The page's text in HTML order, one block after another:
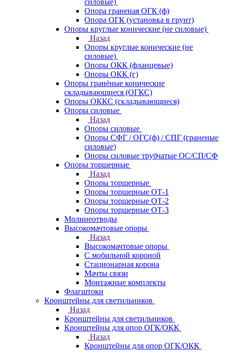
силовые)
Опора граненая ОГК (ф)
Опора ОГК (установка в грунт)
Опоры круглые конические (не силовые)
Назад
Опоры круглые конические (не
силовые)
Опоры ОКК (фланцевые)
Опоры ОКК (г)
Опоры гранёные конические
складывающиеся (ОГКС)
Опоры ОККС (складывающиеся)
Опоры силовые
Назад
Опоры силовые
Опоры СФГ / ОГС(ф) / СПГ (граненые
силовые)
Опоры силовые трубчатые ОС/СП/СФ
Опоры торшерные
Назад
Опоры торшерные
Опоры торшерные ОТ-1
Опоры торшерные ОТ-2
Опоры торшерные ОТ-3
Молниеотводы
Высокомачтовые опоры
Назад
Высокомачтовые опоры
С мобильной короной
Стационарная корона
Мачты связи
Монтажные комплекты
Флагштоки
Кронштейны для светильников
Назад
Кронштейны для светильников
Кронштейны для опор ОГК/ОКК
Назад
Кронштейны для опор ОГК/ОКК